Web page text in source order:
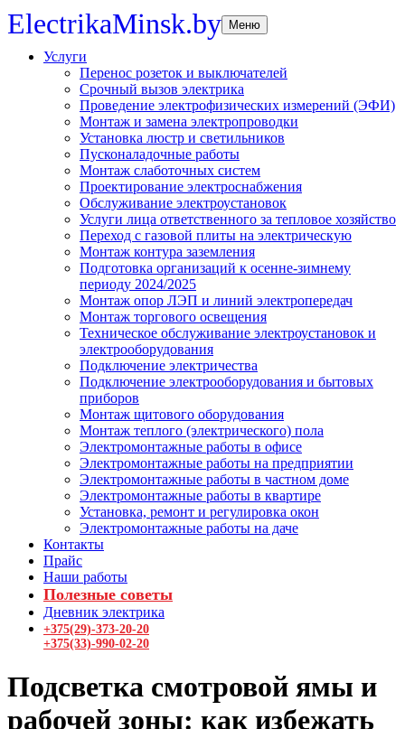
ElectrikaMinsk.by Меню
Услуги
Перенос розеток и выключателей
Срочный вызов электрика
Проведение электрофизических измерений (ЭФИ)
Монтаж и замена электропроводки
Установка люстр и светильников
Пусконаладочные работы
Монтаж слаботочных систем
Проектирование электроснабжения
Обслуживание электроустановок
Услуги лица ответственного за тепловое хозяйство
Переход с газовой плиты на электрическую
Монтаж контура заземления
Подготовка организаций к осенне-зимнему
периоду 2024/2025
Монтаж опор ЛЭП и линий электропередач
Монтаж торгового освещения
Техническое обслуживание электроустановок и
электрооборудования
Подключение электричества
Подключение электрооборудования и бытовых
приборов
Монтаж щитового оборудования
Монтаж теплого (электрического) пола
Электромонтажные работы в офисе
Электромонтажные работы на предприятии
Электромонтажные работы в частном доме
Электромонтажные работы в квартире
Установка, ремонт и регулировка окон
Электромонтажные работы на даче
Контакты
Прайс
Наши работы
Полезные советы
Дневник электрика
+375(29)-373-20-20
+375(33)-990-02-20
Подсветка смотровой ямы и
рабочей зоны: как избежать